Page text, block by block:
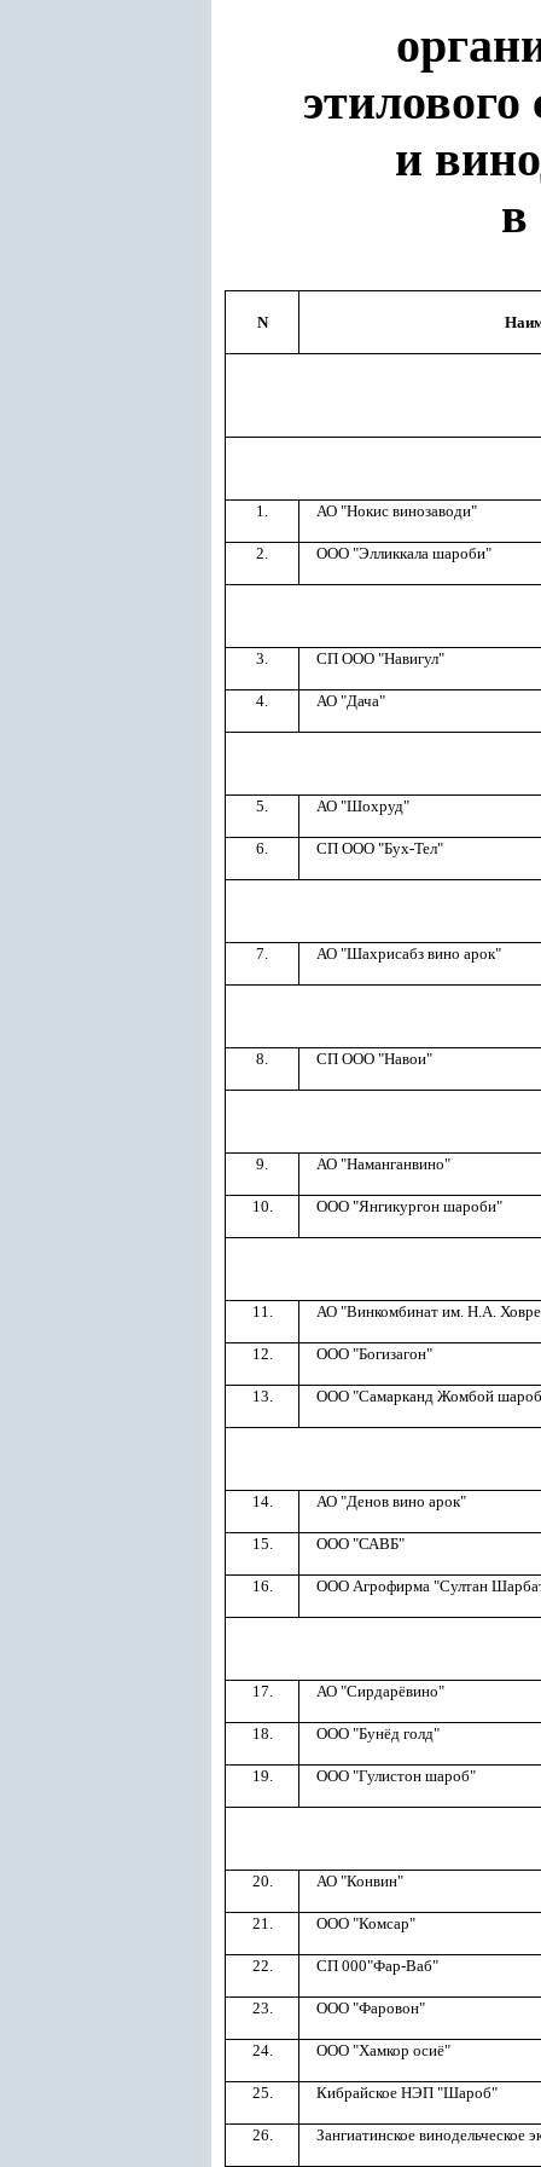
и
в
N
1. АО "Нокис винозаводи"
2. ООО "Элликкала шароби"
3. СП ООО "Навигул"
4. АО "Дача"
5. АО "Шохруд"
6. СП ООО "Бух-Тел"
7. АО "Шахрисабз вино арок"
8. СП ООО "Навои"
9. АО "Наманганвино"
10. ООО "Янгикургон шароби"
11. АО "Винкомбинат им. Н.А.
12. ООО "Богизагон"
13. ООО "Самарканд Жомбой
14. АО "Денов вино арок"
15. ООО "САВБ"
16. ООО Агрофирма "Султан
17. АО "Сирдарёвино"
18. ООО "Бунёд голд"
19. ООО "Гулистон шароб"
20. АО "Конвин"
21. ООО "Комсар"
22. СП 000"Фар-Ваб"
23. ООО "Фаровон"
24. ООО "Хамкор осиё"
25. Кибрайское НЭП "Шароб"
26. Зангиатинское винодельческое